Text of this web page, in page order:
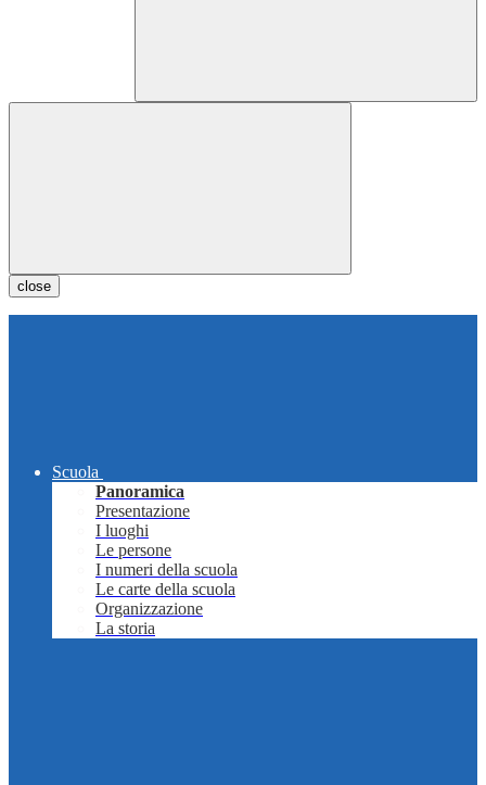
close
Scuola
Panoramica
Presentazione
I luoghi
Le persone
I numeri della scuola
Le carte della scuola
Organizzazione
La storia